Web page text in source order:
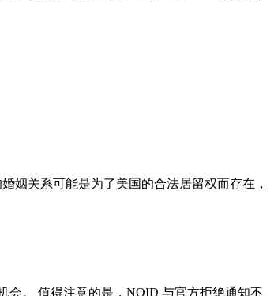
姻关系可能是为了美国的合法居留权而存在，
会。 值得注意的是，NOID 与官方拒绝通知不